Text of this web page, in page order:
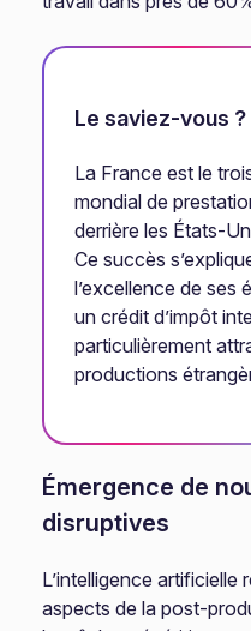
Le saviez-vous ?
La France est le
mondial de
derrière les États-
Ce succès
l’excellence de ses
un crédit d’impôt
particulièrement
productions
Émergence de
disruptives
L’intelligence
aspects de la post-